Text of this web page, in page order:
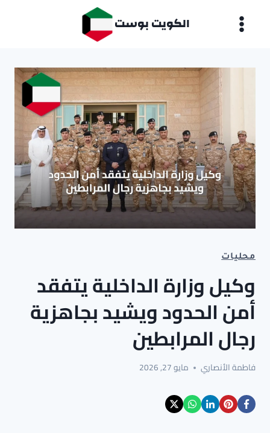
الكويت بوست
محليات
وكيل وزارة الداخلية يتفقد
أمن الحدود ويشيد بجاهزية
رجال المرابطين
فاطمة الأنصاري مايو 27, 2026